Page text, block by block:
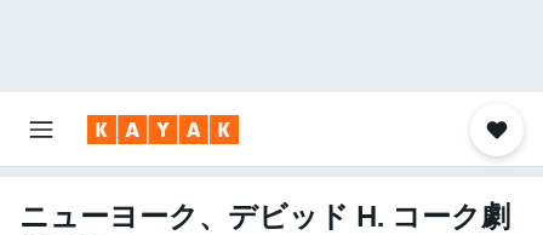
ニューヨーク、デビッド H. コーク劇